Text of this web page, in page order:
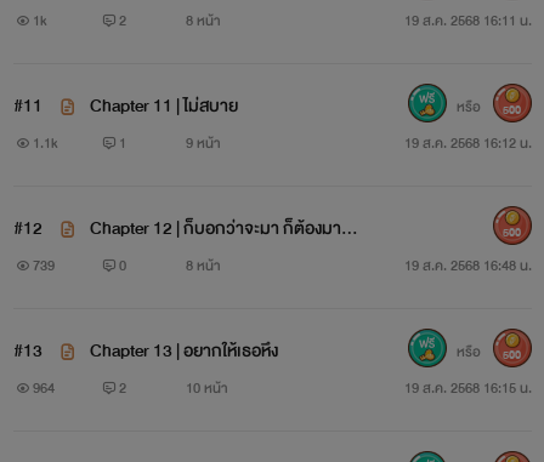
1k 2 8 หน้า 19 ส.ค. 2568 16:11 น.
#11 Chapter 11 | ไม่สบาย
1.1k 1 9 หน้า 19 ส.ค. 2568 16:12 น.
หรือ 500
#12
Chapter 12 | ก็บอกว่าจะมา ก็ต้องมาสิ
(มีรูป)
739 0 8 หน้า 19 ส.ค. 2568 16:48 น.
500
#13 Chapter 13 | อยากให้เธอหึง
964 2 10 หน้า 19 ส.ค. 2568 16:15 น.
หรือ 500